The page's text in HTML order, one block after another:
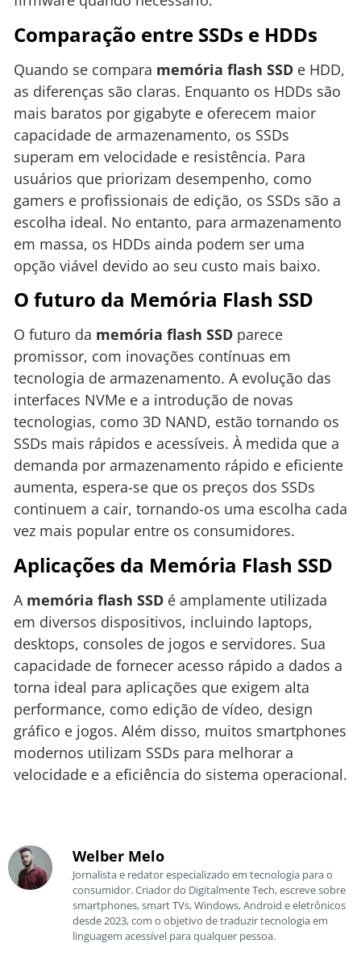
Comparação entre SSDs e HDDs
Quando se compara memória flash SSD e HDD,
as diferenças são claras. Enquanto os HDDs são
mais baratos por gigabyte e oferecem maior
capacidade de armazenamento, os SSDs
superam em velocidade e resistência. Para
usuários que priorizam desempenho, como
gamers e profissionais de edição, os SSDs são a
escolha ideal. No entanto, para armazenamento
em massa, os HDDs ainda podem ser uma
opção viável devido ao seu custo mais baixo.
O futuro da Memória Flash SSD
O futuro da memória flash SSD parece
promissor, com inovações contínuas em
tecnologia de armazenamento. A evolução das
interfaces NVMe e a introdução de novas
tecnologias, como 3D NAND, estão tornando os
SSDs mais rápidos e acessíveis. À medida que a
demanda por armazenamento rápido e eficiente
aumenta, espera-se que os preços dos SSDs
continuem a cair, tornando-os uma escolha cada
vez mais popular entre os consumidores.
Aplicações da Memória Flash SSD
A memória flash SSD é amplamente utilizada
em diversos dispositivos, incluindo laptops,
desktops, consoles de jogos e servidores. Sua
capacidade de fornecer acesso rápido a dados a
torna ideal para aplicações que exigem alta
performance, como edição de vídeo, design
gráfico e jogos. Além disso, muitos smartphones
modernos utilizam SSDs para melhorar a
velocidade e a eficiência do sistema operacional.
Welber Melo
Jornalista e redator especializado em tecnologia para o
consumidor. Criador do Digitalmente Tech, escreve sobre
smartphones, smart TVs, Windows, Android e eletrônicos
desde 2023, com o objetivo de traduzir tecnologia em
linguagem acessível para qualquer pessoa.